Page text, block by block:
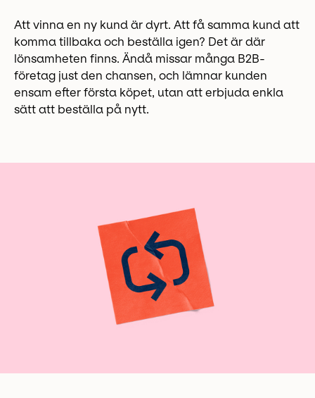
Att vinna en ny kund är dyrt. Att få samma kund att
komma tillbaka och beställa igen? Det är där
lönsamheten finns. Ändå missar många B2B-
företag just den chansen, och lämnar kunden
ensam efter första köpet, utan att erbjuda enkla
sätt att beställa på nytt.